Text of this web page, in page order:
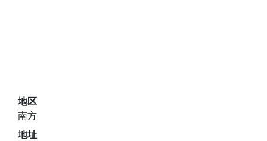
地区
南方
地址